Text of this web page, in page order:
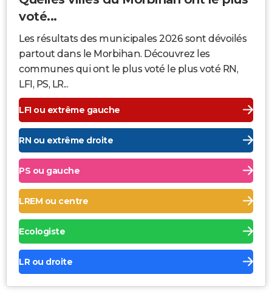
voté...
Les résultats des municipales 2026 sont dévoilés
partout dans le Morbihan. Découvrez les
communes qui ont le plus voté le plus voté RN,
LFI, PS, LR...
LFI ou extrême gauche
RN ou extrême droite
PS ou gauche
LREM ou centre
Ecologiste
LR ou droite